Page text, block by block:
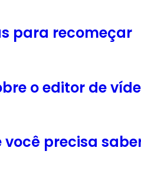
para recomeçar
o editor de
precisa